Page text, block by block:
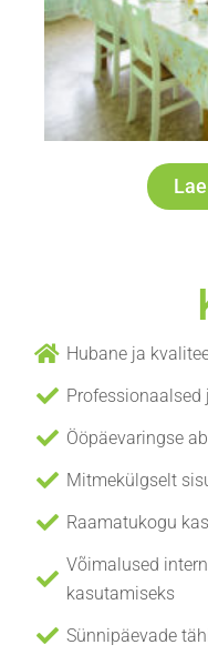
Hubane ja
Ööpäevaringse
Mitmekülgselt
Raamatukogu
Võimalused
kasutamiseks
Sünnipäevade